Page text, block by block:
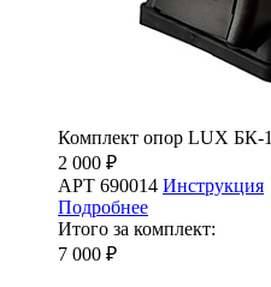
Комплект опор LUX БК-1
2 000 ₽
АРТ 690014 Инструкция
Подробнее
Итого за комплект:
7 000 ₽